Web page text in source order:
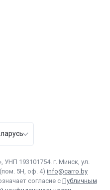
193101754. г. Минск, ул.
5Н, оф. 4) info@carro.by
согласие с Публичным